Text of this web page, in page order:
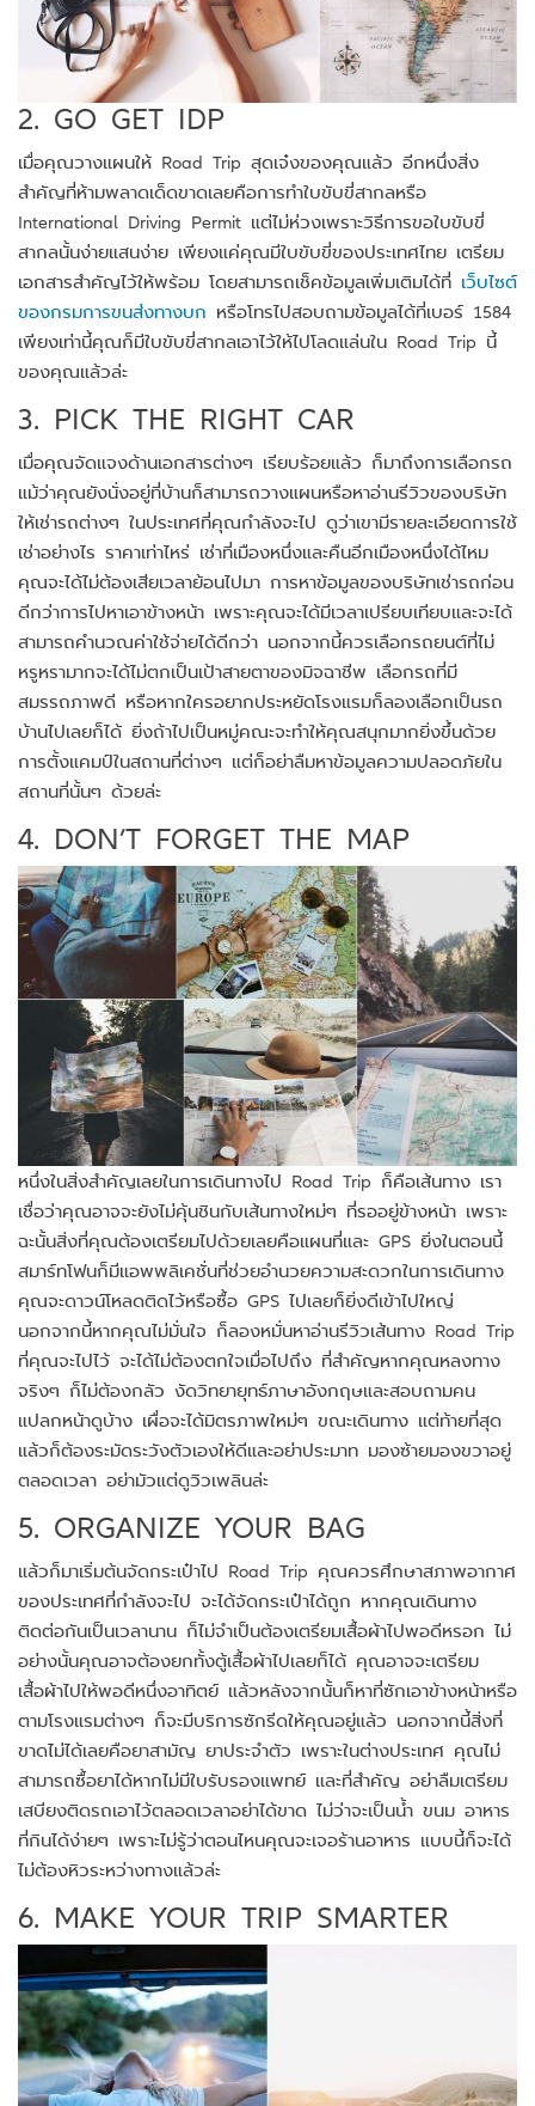
2. GO GET IDP
เมื่อคุณวางแผนให้ Road Trip สุดเจ๋งของคุณแล้ว อีกหนึ่งสิ่ง
สำคัญที่ห้ามพลาดเด็ดขาดเลยคือการทำใบขับขี่สากลหรือ
International Driving Permit แต่ไม่ห่วงเพราะวิธีการขอใบขับขี่
สากลนั้นง่ายแสนง่าย เพียงแค่คุณมีใบขับขี่ของประเทศไทย เตรียม
เอกสารสำคัญไว้ให้พร้อม โดยสามารถเช็คข้อมูลเพิ่มเติมได้ที่ เว็บไซต์
ของกรมการขนส่งทางบก หรือโทรไปสอบถามข้อมูลได้ที่เบอร์ 1584
เพียงเท่านี้คุณก็มีใบขับขี่สากลเอาไว้ให้ไปโลดแล่นใน Road Trip นี้
ของคุณแล้วล่ะ
3. PICK THE RIGHT CAR
เมื่อคุณจัดแจงด้านเอกสารต่างๆ เรียบร้อยแล้ว ก็มาถึงการเลือกรถ
แม้ว่าคุณยังนั่งอยู่ที่บ้านก็สามารถวางแผนหรือหาอ่านรีวิวของบริษัท
ให้เช่ารถต่างๆ ในประเทศที่คุณกำลังจะไป ดูว่าเขามีรายละเอียดการใช้
เช่าอย่างไร ราคาเท่าไหร่ เช่าที่เมืองหนึ่งและคืนอีกเมืองหนึ่งได้ไหม
คุณจะได้ไม่ต้องเสียเวลาย้อนไปมา การหาข้อมูลของบริษัทเช่ารถก่อน
ดีกว่าการไปหาเอาข้างหน้า เพราะคุณจะได้มีเวลาเปรียบเทียบและจะได้
สามารถคำนวณค่าใช้จ่ายได้ดีกว่า นอกจากนี้ควรเลือกรถยนต์ที่ไม่
หรูหรามากจะได้ไม่ตกเป็นเป้าสายตาของมิจฉาชีพ เลือกรถที่มี
สมรรถภาพดี หรือหากใครอยากประหยัดโรงแรมก็ลองเลือกเป็นรถ
บ้านไปเลยก็ได้ ยิ่งถ้าไปเป็นหมู่คณะจะทำให้คุณสนุกมากยิ่งขึ้นด้วย
การตั้งแคมป์ในสถานที่ต่างๆ แต่ก็อย่าลืมหาข้อมูลความปลอดภัยใน
สถานที่นั้นๆ ด้วยล่ะ
4. DON’T FORGET THE MAP
หนึ่งในสิ่งสำคัญเลยในการเดินทางไป Road Trip ก็คือเส้นทาง เรา
เชื่อว่าคุณอาจจะยังไม่คุ้นชินกับเส้นทางใหม่ๆ ที่รออยู่ข้างหน้า เพราะ
ฉะนั้นสิ่งที่คุณต้องเตรียมไปด้วยเลยคือแผนที่และ GPS ยิ่งในตอนนี้
สมาร์ทโฟนก็มีแอพพลิเคชั่นที่ช่วยอำนวยความสะดวกในการเดินทาง
คุณจะดาวน์โหลดติดไว้หรือซื้อ GPS ไปเลยก็ยิ่งดีเข้าไปใหญ่
นอกจากนี้หากคุณไม่มั่นใจ ก็ลองหมั่นหาอ่านรีวิวเส้นทาง Road Trip
ที่คุณจะไปไว้ จะได้ไม่ต้องตกใจเมื่อไปถึง ที่สำคัญหากคุณหลงทาง
จริงๆ ก็ไม่ต้องกลัว งัดวิทยายุทธ์ภาษาอังกฤษและสอบถามคน
แปลกหน้าดูบ้าง เผื่อจะได้มิตรภาพใหม่ๆ ขณะเดินทาง แต่ท้ายที่สุด
แล้วก็ต้องระมัดระวังตัวเองให้ดีและอย่าประมาท มองซ้ายมองขวาอยู่
ตลอดเวลา อย่ามัวแต่ดูวิวเพลินล่ะ
5. ORGANIZE YOUR BAG
แล้วก็มาเริ่มต้นจัดกระเป๋าไป Road Trip คุณควรศึกษาสภาพอากาศ
ของประเทศที่กำลังจะไป จะได้จัดกระเป๋าได้ถูก หากคุณเดินทาง
ติดต่อกันเป็นเวลานาน ก็ไม่จำเป็นต้องเตรียมเสื้อผ้าไปพอดีหรอก ไม่
อย่างนั้นคุณอาจต้องยกทั้งตู้เสื้อผ้าไปเลยก็ได้ คุณอาจจะเตรียม
เสื้อผ้าไปให้พอดีหนึ่งอาทิตย์ แล้วหลังจากนั้นก็หาที่ซักเอาข้างหน้าหรือ
ตามโรงแรมต่างๆ ก็จะมีบริการซักรีดให้คุณอยู่แล้ว นอกจากนี้สิ่งที่
ขาดไม่ได้เลยคือยาสามัญ ยาประจำตัว เพราะในต่างประเทศ คุณไม่
สามารถซื้อยาได้หากไม่มีใบรับรองแพทย์ และที่สำคัญ อย่าลืมเตรียม
เสบียงติดรถเอาไว้ตลอดเวลาอย่าได้ขาด ไม่ว่าจะเป็นน้ำ ขนม อาหาร
ที่กินได้ง่ายๆ เพราะไม่รู้ว่าตอนไหนคุณจะเจอร้านอาหาร แบบนี้ก็จะได้
ไม่ต้องหิวระหว่างทางแล้วล่ะ
6. MAKE YOUR TRIP SMARTER